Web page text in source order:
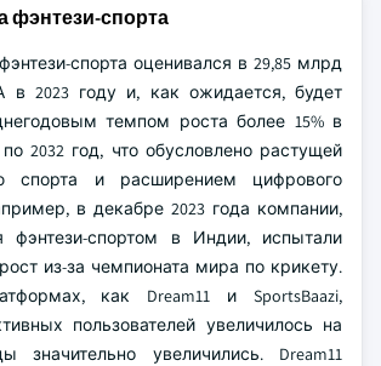
спорта
спорта оценивался в 29,85 млрд
2023 году и, как ожидается, будет
темпом роста более 15% в
2032 год, что обусловлено растущей
спорта и расширением цифрового
в декабре 2023 года компании,
фэнтези-спортом в Индии, испытали
из-за чемпионата мира по крикету.
как Dream11 и SportsBaazi,
пользователей увеличилось на
значительно увеличились. Dream11